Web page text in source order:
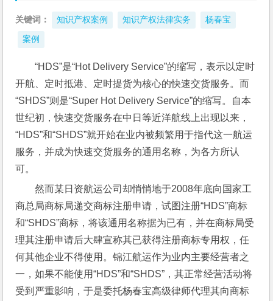
关键词： 知识产权案例 知识产权法律实务 杨春宝
案例
“HDS”是“Hot Delivery Service”的缩写，表示以定时
开航、定时抵港、定时提货为核心的快速交货服务。而
“SHDS”则是“Super Hot Delivery Service”的缩写。自本
世纪初，快速交货服务在中日等近洋航线上出现以来，
“HDS”和“SHDS”就开始在业内被频繁用于指代这一航运
服务，并成为快速交货服务的通用名称，为各方所认
可。
然而某日资航运公司却悄悄地于2008年底向国家工
商总局商标局递交商标注册申请，试图注册“HDS”商标
和“SHDS”商标，将该通用名称据为已有，并在商标局受
理其注册申请后大肆宣称其已获得注册商标专用权，任
何其他企业不得使用。锦江航运作为业内主要经营者之
一，如果不能使用“HDS”和“SHDS”，其正常经营活动将
受到严重影响，于是委托杨春宝高级律师代理其向商标